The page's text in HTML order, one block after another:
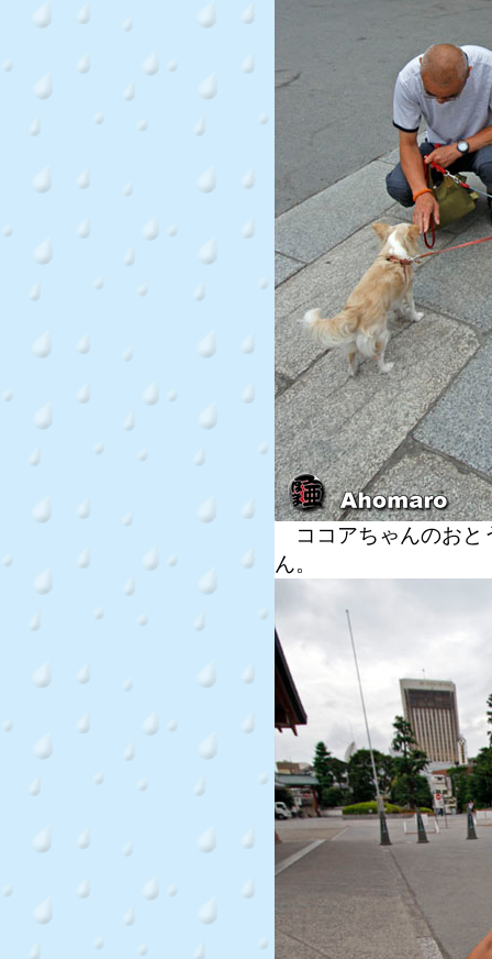
ココアちゃんのおと
ん。